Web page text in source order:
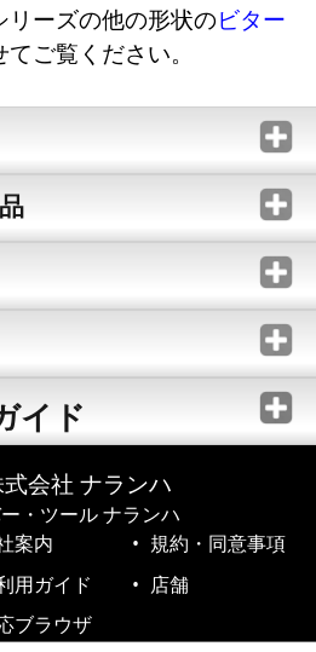
リーズの他の形状のビター
ご覧ください。
イド
会社 ナランハ
・ツール ナランハ
案内
規約・同意事項
用ガイド
店舗
ブラウザ